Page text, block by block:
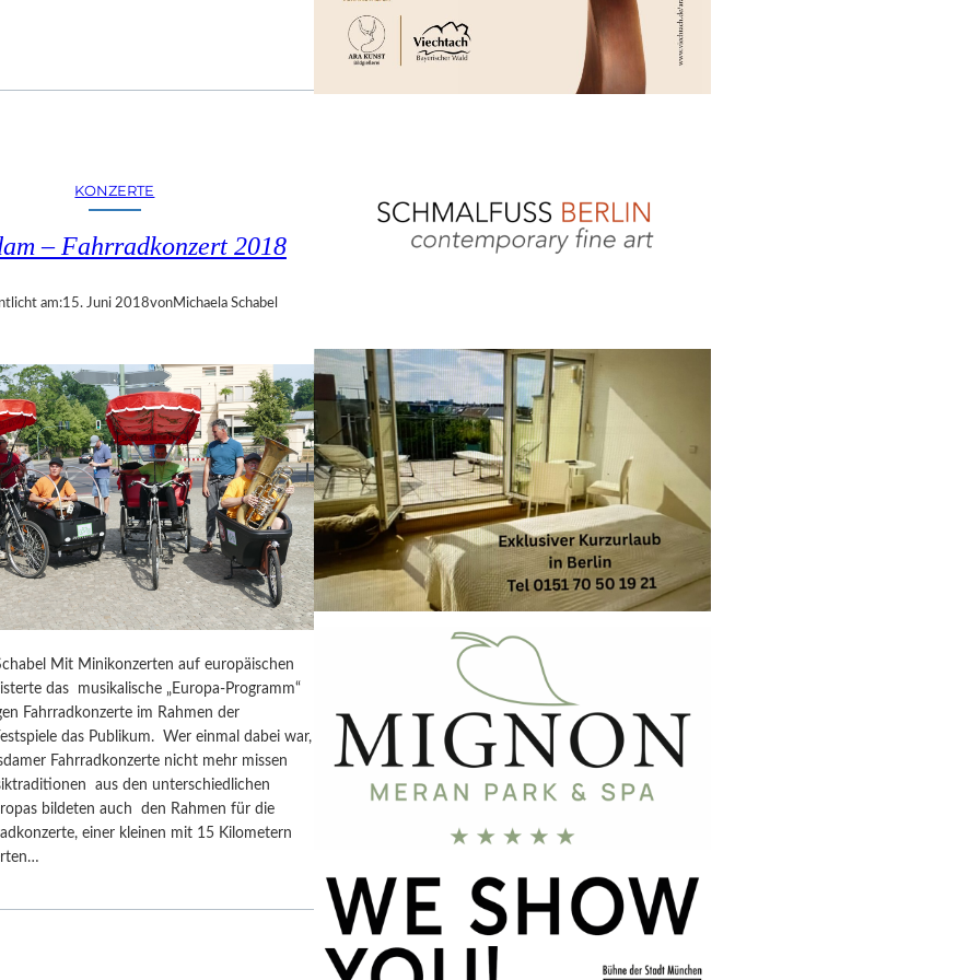
KONZERTE
– Fahrradkonzert 2018
am:15. Juni 2018vonMichaela Schabel
Mit Minikonzerten auf europäischen
das musikalische „Europa-Programm“
Fahrradkonzerte im Rahmen der
das Publikum. Wer einmal dabei war,
Fahrradkonzerte nicht mehr missen
aus den unterschiedlichen
bildeten auch den Rahmen für die
einer kleinen mit 15 Kilometern